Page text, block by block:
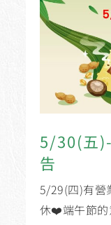
5/30(五
告
5/29(四)有
休❤️端午節的